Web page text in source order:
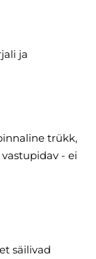
ja
trükk,
- ei
säilivad